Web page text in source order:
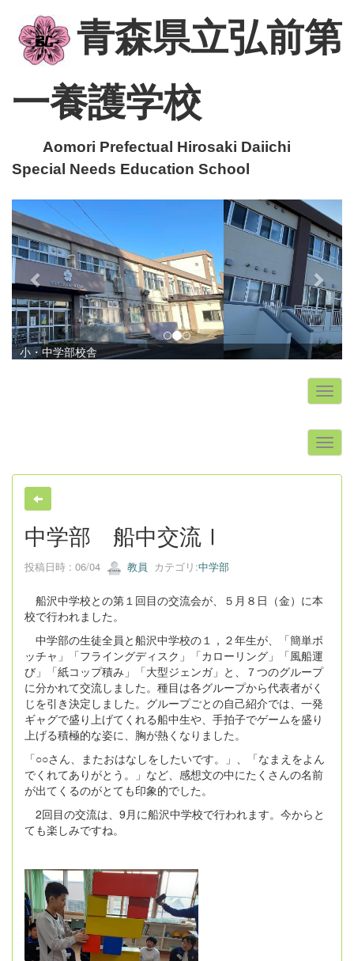
青森県立弘前第
一養護学校
Aomori Prefectual Hirosaki Daiichi
Special Needs Education School
小・中学部校舎
p
r
e
v
i
o
u
s
n
e
x
t
中学部 船中交流Ⅰ
投稿日時 : 06/04 教員 カテゴリ:中学部
船沢中学校との第１回目の交流会が、５月８日（金）に本
校で行われました。
中学部の生徒全員と船沢中学校の１，２年生が、「簡単ボ
ッチャ」「フライングディスク」「カローリング」「風船運
び」「紙コップ積み」「大型ジェンガ」と、７つのグループ
に分かれて交流しました。種目は各グループから代表者がく
じを引き決定しました。グループごとの自己紹介では、一発
ギャグで盛り上げてくれる船中生や、手拍子でゲームを盛り
上げる積極的な姿に、胸が熱くなりました。
「○○さん、またおはなしをしたいです。」、「なまえをよん
でくれてありがとう。」など、感想文の中にたくさんの名前
が出てくるのがとても印象的でした。
2回目の交流は、9月に船沢中学校で行われます。今からと
ても楽しみですね。